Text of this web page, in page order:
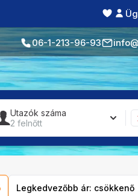
06-1-213-96-93
Utazók száma
2 felnőtt
Legkedvezőbb ár: csökkenő